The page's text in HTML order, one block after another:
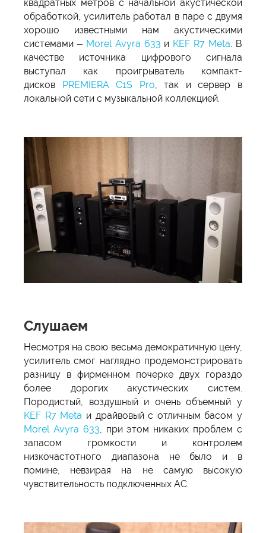
квадратных метров с начальной акустической
обработкой, усилитель работал в паре с двумя
хорошо известными нам акустическими
системами – Morel Avyra 633 и KEF R7 Meta. В
качестве источника цифрового сигнала
выступал как проигрыватель компакт-
дисков
PREMIERA C1S Pro, так и сервер в
локальной сети с музыкальной коллекцией.
Слушаем
Несмотря на свою весьма демократичную цену,
усилитель смог наглядно продемонстрировать
разницу в фирменном почерке двух гораздо
более дорогих акустических систем.
Породистый, воздушный и очень объемный у
KEF R7 Meta и драйвовый с отличным басом у
Morel Avyra 633 , при этом никаких проблем с
запасом громкости и контролем
низкочастотного диапазона не было и в
помине, невзирая на не самую высокую
чувствительность подключенных АС.